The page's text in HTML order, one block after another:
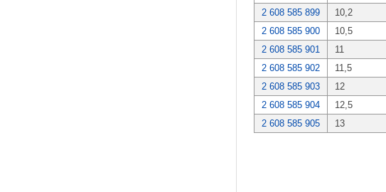
2 608 585 899
10,2
2 608 585 900
10,5
2 608 585 901
11
2 608 585 902
11,5
2 608 585 903
12
2 608 585 904
12,5
2 608 585 905
13